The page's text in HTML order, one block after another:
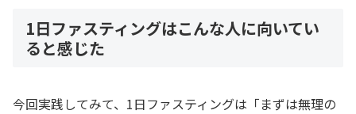
1日ファスティングはこんな人に向いてい
ると感じた
今回実践してみて、1日ファスティングは「まずは無理の